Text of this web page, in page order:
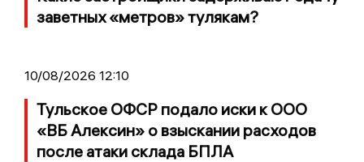
заветных «метров» тулякам?
10/08/2026 12:10
Тульское ОФСР подало иски к ООО
«ВБ Алексин» о взыскании расходов
после атаки склада БПЛА